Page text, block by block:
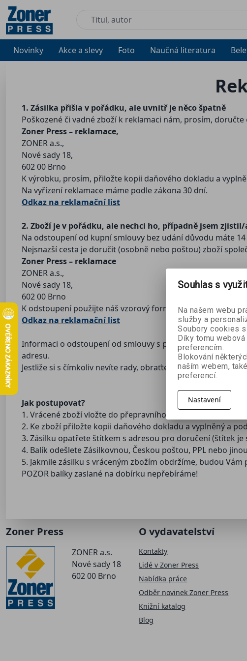
Novinky Akce a slevy Foto Naučná literatura
1. Zásilka přišla v pořádku, ale uvnitř je něco špatně
Poškozené či vadné zboží k reklamaci nám, prosím,
Zoner Press – reklamace,
ZONER a.s.,
Nové sady 18,
602 00 Brno
K výrobku, prosím, přiložte kopii daňového dokladu a
Na vyřízení reklamace máme podle zákona 30 dní.
Odkaz na reklamační list
2. Zboží je v pořádku, ale nechci ho, případně jsem
Na odstoupení od kupní smlouvy bez udání důvodu máte
Nejsnazší cesta je doručit (osobně nebo poštou) zboží
Zoner Press – reklamace
ZONER a.s.,
Nové sady 18,
602 00 Brno
K odstoupení použijte náš vzorový formulář:
Odkaz na reklamační list
Informaci o odstoupení od smlouvy s podepsaným
adresu.
Jestliže si s čímkoliv nevíte rady, obraťte se, prosím, na
Jak postupovat?
1. Vrácené zboží vložte do přepravního obalu a zajistěte
2. Ke zboží přiložte kopii daňového dokladu a vyplněný a
3. Zásilku opatřete štítkem s adresou pro doručení (štítek
4. Balík odešlete Zásilkovnou, Českou poštou, PPL nebo
5. Jakmile zásilku s vráceným zbožím obdržíme, budou
POZOR balíky zaslané na dobírku nepřebíráme!
Zoner Press
ZONER a.s.
Nové sady 18
602 00 Brno
O vydavatelství
Kontakty
Lidé v Zoner Press
Nabídka práce
Odběr novinek Zoner Press
Knižní katalog
Blog
Souhlas s
Na našem webu
služby a
Soubory cookies
Díky tomu
preferencím.
Blokování
naším webem,
preferencí.
Nastavení